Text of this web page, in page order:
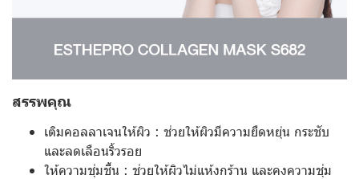
สรรพคุณ
เติมคอลลาเจนให้ผิว : ช่วยให้ผิวมีความยืดหยุ่น กระชับ
และลดเลือนริ้วรอย
ให้ความชุ่มชื้น : ช่วยให้ผิวไม่แห้งกร้าน และคงความชุ่ม